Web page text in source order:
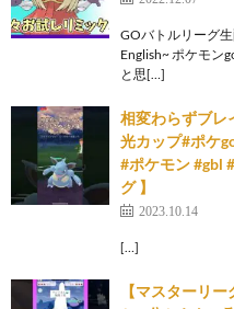
GOバトルリーグ
English~ ポケモ
と思[…]
相変わらずブレ
光カップ#ポケ
#ポケモン #gbl
グ 】
2023.10.14
[…]
【マスターリ